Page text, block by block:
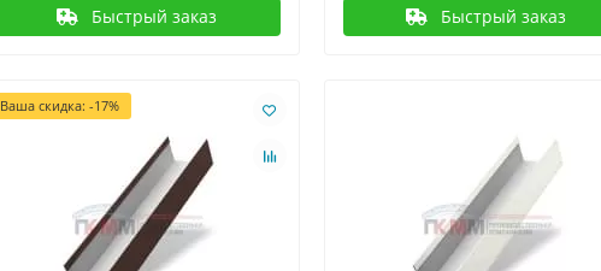
Быстрый заказ Быстрый заказ
Ваша скидка: -17%